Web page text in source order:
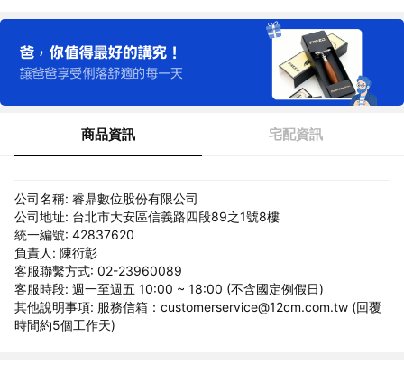
商品資訊 宅配資訊
公司名稱: 睿鼎數位股份有限公司
公司地址: 台北市大安區信義路四段89之1號8樓
統一編號: 42837620
負責人: 陳衍彰
客服聯繫方式: 02-23960089
客服時段: 週一至週五 10:00 ~ 18:00 (不含國定例假日)
其他說明事項: 服務信箱：customerservice@12cm.com.tw (回覆
時間約5個工作天)